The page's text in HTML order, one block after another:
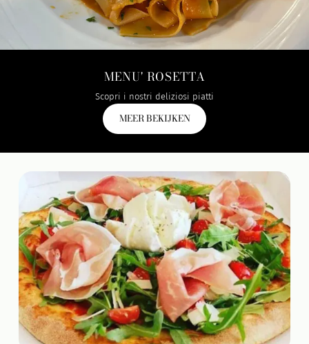
MENU' ROSETTA
Scopri i nostri deliziosi piatti
MEER BEKIJKEN